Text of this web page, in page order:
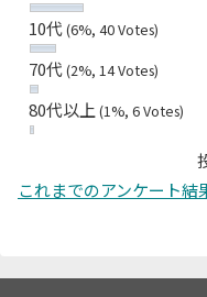
10代(6%, 40 Votes)
70代(2%, 14 Votes)
80代以上 (1%, 6 Votes)
これまでのアンケート結